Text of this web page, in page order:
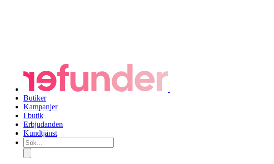
Butiker
Kampanjer
I butik
Erbjudanden
Kundtjänst
Sök...